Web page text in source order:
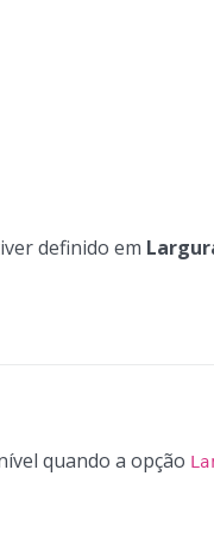
definido em
quando a opção